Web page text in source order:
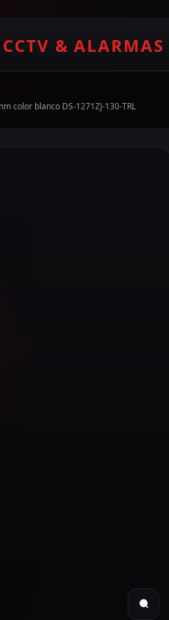
CCTV & ALARMAS
color blanco DS-1271ZJ-130-TRL